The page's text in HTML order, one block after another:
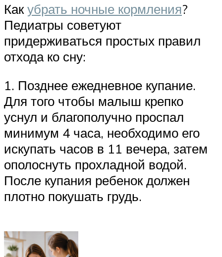
Какубрать ночные кормления?
Педиатры советуют
придерживаться простых правил
отхода ко сну:
1. Позднее ежедневное купание.
Для того чтобы малыш крепко
уснул и благополучно проспал
минимум 4 часа, необходимо его
искупать часов в 11 вечера, затем
ополоснуть прохладной водой.
После купания ребенок должен
плотно покушать грудь.